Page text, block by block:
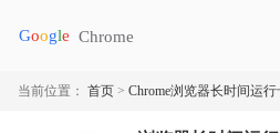
当前位置： 首页 > Chrome浏览器长时间运